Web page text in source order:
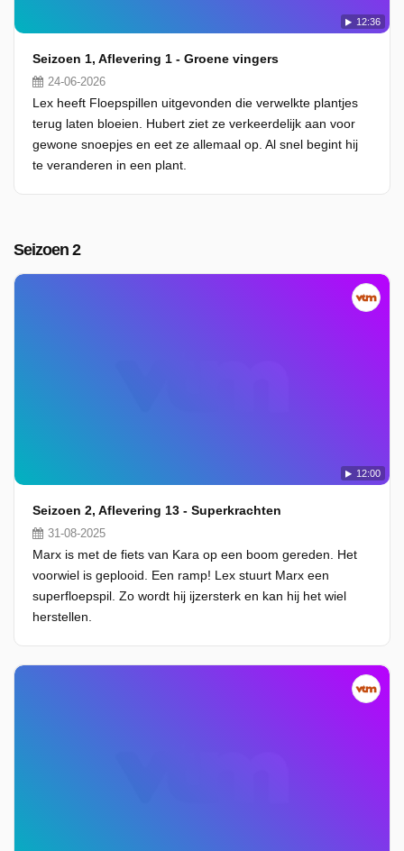
12:36
Seizoen 1, Aflevering 1 - Groene vingers
24-06-2026
Lex heeft Floepspillen uitgevonden die verwelkte plantjes
terug laten bloeien. Hubert ziet ze verkeerdelijk aan voor
gewone snoepjes en eet ze allemaal op. Al snel begint hij
te veranderen in een plant.
Seizoen 2
12:00
Seizoen 2, Aflevering 13 - Superkrachten
31-08-2025
Marx is met de fiets van Kara op een boom gereden. Het
voorwiel is geplooid. Een ramp! Lex stuurt Marx een
superfloepspil. Zo wordt hij ijzersterk en kan hij het wiel
herstellen.